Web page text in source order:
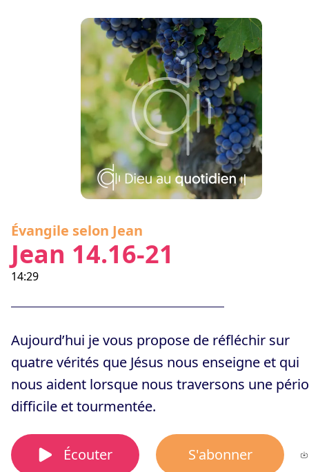
Évangile selon Jean
Jean 14.16-21
14:29
Aujourd’hui je vous propose de réfléchir sur
quatre vérités que Jésus nous enseigne et qui
nous aident lorsque nous traversons une
difficile et tourmentée.
Écouter S'abonner